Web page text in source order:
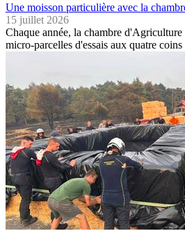
Une moisson particulière avec la
15 juillet 2026
Chaque année, la chambre
micro-parcelles d'essais aux quatre